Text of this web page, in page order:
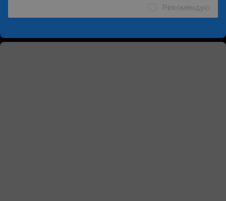
Рекомендую